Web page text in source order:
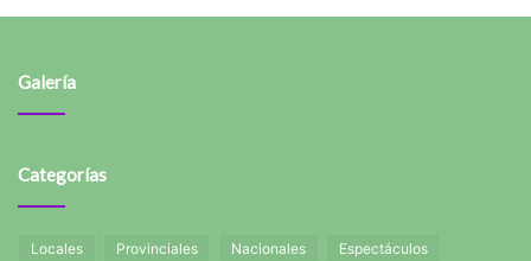
Galería
Categorías
Locales Provinciales Nacionales Espectáculos